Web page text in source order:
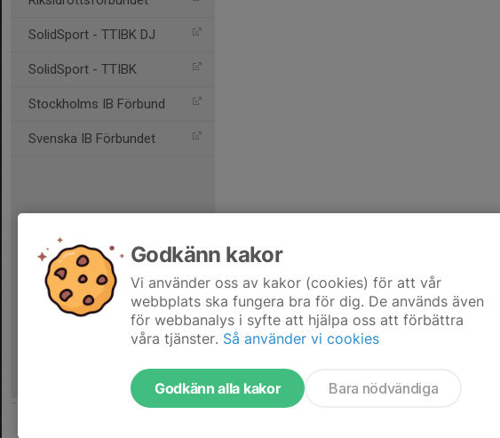
SolidSport - TTIBK DJ
SolidSport - TTIBK
Stockholms IB Förbund
Svenska IB Förbundet
Godkänn kakor
Vi använder oss av kakor (cookies) för att vår
webbplats ska fungera bra för dig. De används även
för webbanalys i syfte att hjälpa oss att förbättra
våra tjänster. Så använder vi cookies
Godkänn alla kakor Bara nödvändiga